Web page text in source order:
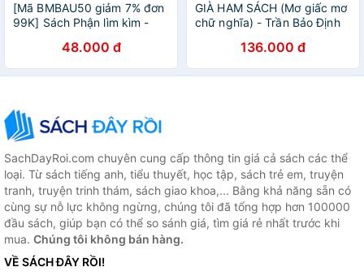
[Mã BMBAU50 giảm 7% đơn
99K] Sách Phận lìm kìm -
48.000 đ
GIÀ HAM SÁCH (Mơ giấc mơ
chữ nghĩa) - Trần Bảo Định
136.000 đ
SachDayRoi.com chuyên cung cấp thông tin giá cả sách các thể
loại. Từ sách tiếng anh, tiểu thuyết, học tập, sách trẻ em, truyện
tranh, truyện trinh thám, sách giao khoa,... Bằng khả năng sẵn có
cùng sự nỗ lực không ngừng, chúng tôi đã tổng hợp hơn 100000
đầu sách, giúp bạn có thể so sánh giá, tìm giá rẻ nhất trước khi
mua. Chúng tôi không bán hàng.
VỀ SÁCH ĐÂY RỒI!